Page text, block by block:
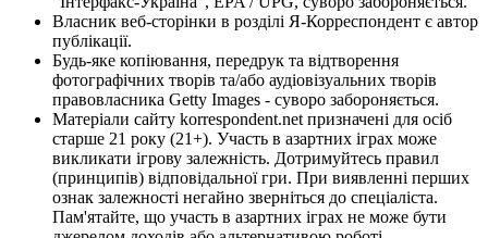
Власник веб-сторінки в розділі Я-Корреспондент є автор
публікації.
Будь-яке копіювання, передрук та відтворення
фотографічних творів та/або аудіовізуальних творів
правовласника Getty Images - суворо забороняється.
Матеріали сайту korrespondent.net призначені для осіб
старше 21 року (21+). Участь в азартних іграх може
викликати ігрову залежність. Дотримуйтесь правил
(принципів) відповідальної гри. При виявленні перших
ознак залежності негайно зверніться до спеціаліста.
Пам'ятайте, що участь в азартних іграх не може бути